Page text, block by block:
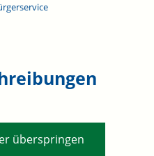
überspringen